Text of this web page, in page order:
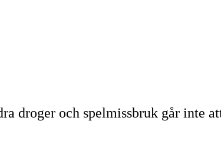
droger och spelmissbruk går inte